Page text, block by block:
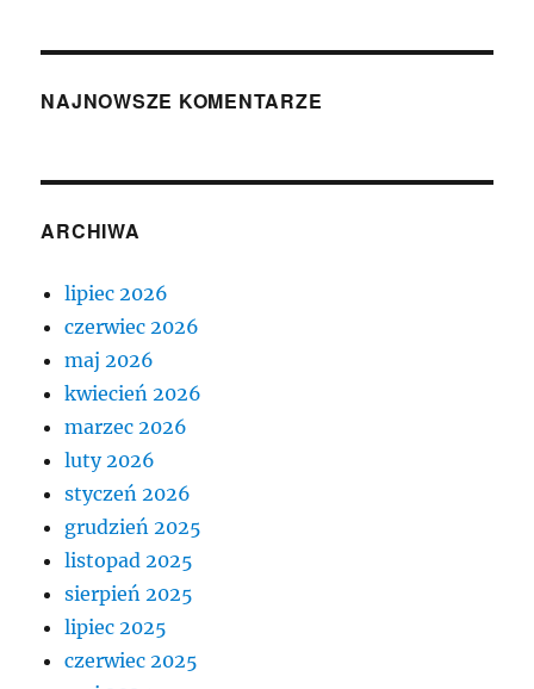
NAJNOWSZE KOMENTARZE
ARCHIWA
lipiec 2026
czerwiec 2026
maj 2026
kwiecień 2026
marzec 2026
luty 2026
styczeń 2026
grudzień 2025
listopad 2025
sierpień 2025
lipiec 2025
czerwiec 2025